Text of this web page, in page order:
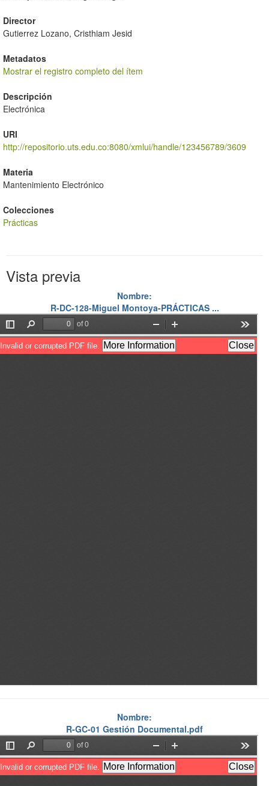
Director
Gutierrez Lozano, Cristhiam Jesid
Metadatos
Mostrar el registro completo del ítem
Descripción
Electrónica
URI
http://repositorio.uts.edu.co:8080/xmlui/handle/123456789/3609
Materia
Mantenimiento Electrónico
Colecciones
Prácticas
Vista previa
Nombre:
R-DC-128-Miguel Montoya-PRÁCTICAS ...
Nombre:
R-GC-01 Gestión Documental.pdf